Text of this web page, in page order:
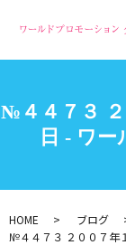
№４４７３ ２
日 - ワ
HOME
ブログ
№４４７３ ２００７年